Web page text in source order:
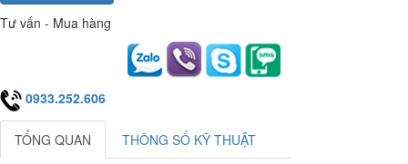
Tư vấn - Mua hàng
0933.252.606
TỔNG QUAN THÔNG SỐ KỸ THUẬT